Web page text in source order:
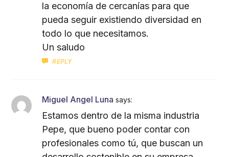
la economía de cercanías para que
pueda seguir existiendo diversidad en
todo lo que necesitamos.
Un saludo
REPLY
Miguel Angel Lunasays:
Estamos dentro de la misma industria
Pepe, que bueno poder contar con
profesionales como tú, que buscan un